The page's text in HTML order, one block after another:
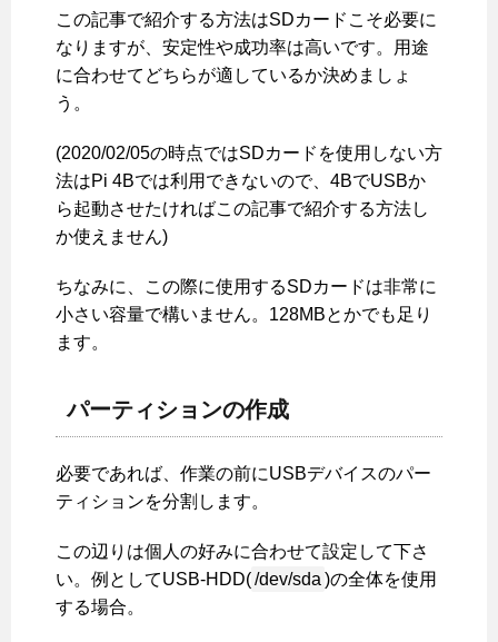
この記事で紹介する方法はSDカードこそ必要に
なりますが、安定性や成功率は高いです。用途
に合わせてどちらが適しているか決めましょ
う。
(2020/02/05の時点ではSDカードを使用しない方
法はPi 4Bでは利用できないので、4BでUSBか
ら起動させたければこの記事で紹介する方法し
か使えません)
ちなみに、この際に使用するSDカードは非常に
小さい容量で構いません。128MBとかでも足り
ます。
パーティションの作成
必要であれば、作業の前にUSBデバイスのパー
ティションを分割します。
この辺りは個人の好みに合わせて設定して下さ
い。例としてUSB-HDD(/dev/sda )の全体を使用
する場合。